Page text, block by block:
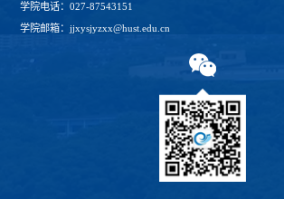
学院电话：027-87543151
学院邮箱：jjxysjyzxx@hust.edu.cn